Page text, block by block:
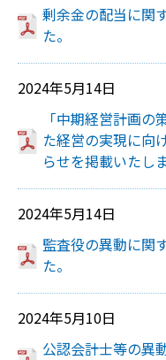
剰余金の配当に関
た。
2024年5月14日
「中期経営計画
た経営の実現に向
らせを掲載いたし
2024年5月14日
監査役の異動に関
た。
2024年5月10日
公認会計士等の異